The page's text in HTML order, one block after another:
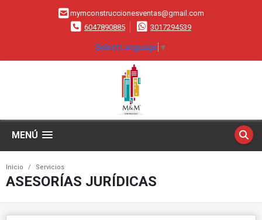
mymconstruccionesventas@gmail.com
6047890885
3017294539
Select Language ▼
MENÚ
Inicio Servicios
ASESORÍAS JURÍDICAS